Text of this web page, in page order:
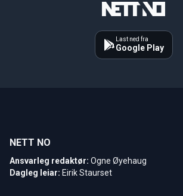
Last ned fra
Google Play
NETT NO
Ansvarleg redaktør: Ogne Øyehaug
Dagleg leiar: Eirik Staurset